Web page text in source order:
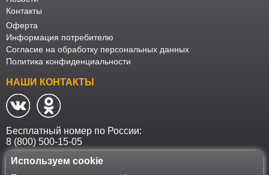
Контакты
Оферта
Информация потребителю
Согласие на обработку персональных данных
Политика конфиденциальности
НАШИ КОНТАКТЫ
Бесплатный номер по России:
8 (800) 500-15-05
Используем cookie